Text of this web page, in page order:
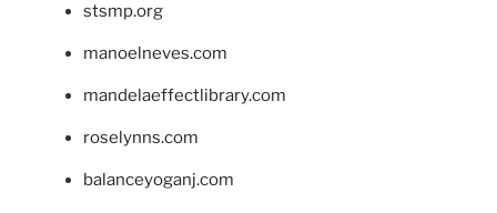
stsmp.org
manoelneves.com
mandelaeffectlibrary.com
roselynns.com
balanceyoganj.com